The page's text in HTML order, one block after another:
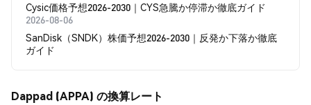
Cysic価格予想2026-2030｜CYS急騰か停滞か徹底ガイド
2026-08-06
SanDisk（SNDK）株価予想2026-2030｜反発か下落か徹底
ガイド
Dappad (APPA) の換算レート